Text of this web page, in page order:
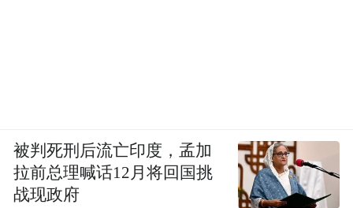
被判死刑后流亡印度，孟加
拉前总理喊话12月将回国挑
战现政府